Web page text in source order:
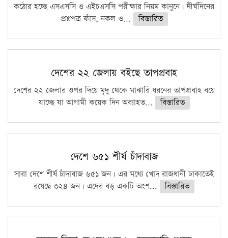
কঠোর হচ্ছে এসএসসি ও এইচএসসি পরীক্ষার নিয়ম কানুনে। দীর্ঘদিনের
প্রশ্নপত্র ফাঁস, নকল ও...
বিস্তারিত
দেশের ২২ জেলায় বইছে তাপপ্রবাহ
দেশের ২২ জেলার ওপর দিয়ে মৃদু থেকে মাঝারি ধরনের তাপপ্রবাহ বয়ে
যাচ্ছে যা আগামী কয়েক দিন অব্যাহত...
বিস্তারিত
দেশে ৬৫১ শীর্ষ চাঁদাবাজ
সারা দেশে শীর্ষ চাঁদাবাজ ৬৫১ জন। এর মধ্যে খোদ রাজধানী ঢাকাতেই
রয়েছে ৩২৪ জন। এদের বড় একটি অংশ...
বিস্তারিত